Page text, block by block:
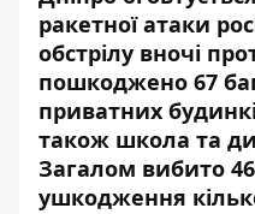
ракетної атаки
обстрілу вночі
пошкоджено 67
приватних
також школа та
Загалом вибито
ушкодження